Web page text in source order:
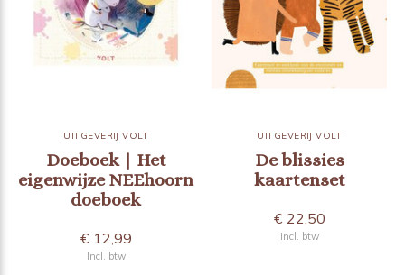
UITGEVERIJ VOLT
Doeboek | Het
eigenwijze NEEhoorn
doeboek
€ 12,99
Incl. btw
UITGEVERIJ VOLT
De blissies
kaartenset
€ 22,50
Incl. btw